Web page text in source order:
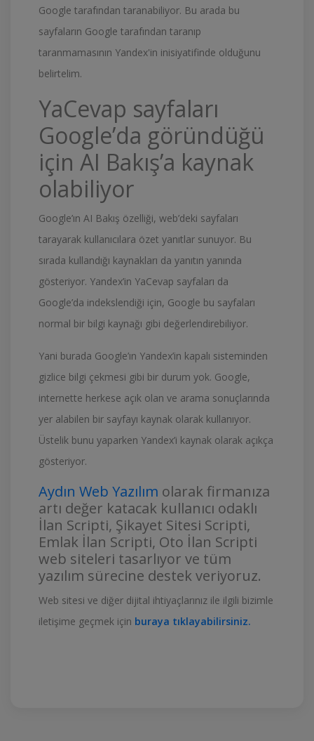
Google tarafından taranabiliyor. Bu arada bu
sayfaların Google tarafından taranıp
taranmamasının Yandex'in inisiyatifinde olduğunu
belirtelim.
YaCevap sayfaları
Google’da göründüğü
için AI Bakış’a kaynak
olabiliyor
Google’ın AI Bakış özelliği, web’deki sayfaları
tarayarak kullanıcılara özet yanıtlar sunuyor. Bu
sırada kullandığı kaynakları da yanıtın yanında
gösteriyor. Yandex’in YaCevap sayfaları da
Google’da indekslendiği için, Google bu sayfaları
normal bir bilgi kaynağı gibi değerlendirebiliyor.
Yani burada Google’ın Yandex’in kapalı sisteminden
gizlice bilgi çekmesi gibi bir durum yok. Google,
internette herkese açık olan ve arama sonuçlarında
yer alabilen bir sayfayı kaynak olarak kullanıyor.
Üstelik bunu yaparken Yandex’i kaynak olarak açıkça
gösteriyor.
Aydın Web Yazılım olarak firmanıza
artı değer katacak kullanıcı odaklı
İlan Scripti, Şikayet Sitesi Scripti,
Emlak İlan Scripti, Oto İlan Scripti
web siteleri tasarlıyor ve tüm
yazılım sürecine destek veriyoruz.
Web sitesi ve diğer dijital ihtiyaçlarınız ile ilgili bizimle
iletişime geçmek için buraya tıklayabilirsiniz.